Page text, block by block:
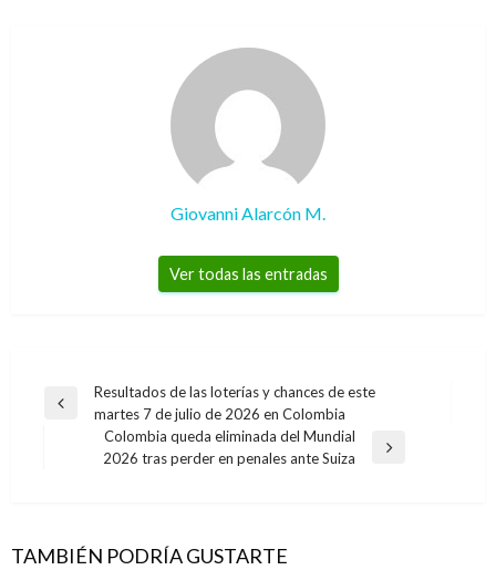
Giovanni Alarcón M.
Ver todas las entradas
Navegación
entradas
Entrada
Resultados de las loterías y chances de este
martes 7 de julio de 2026 en Colombia
Entrada
Colombia queda eliminada del Mundial
2026 tras perder en penales ante Suiza
TAMBIÉN PODRÍA GUSTARTE